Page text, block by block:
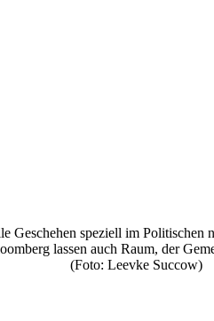
Geschehen speziell im
lassen auch Raum, der
(Foto: Leevke Succow)